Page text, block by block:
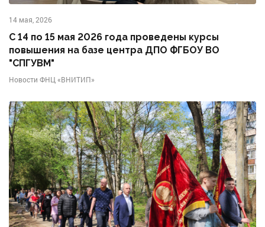
14 мая, 2026
С 14 по 15 мая 2026 года проведены курсы
повышения на базе центра ДПО ФГБОУ ВО
"СПГУВМ"
Новости ФНЦ «ВНИТИП»